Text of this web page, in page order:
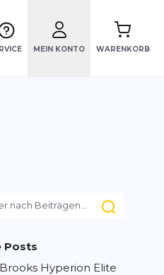
MEIN KONTO WARENKORB
Posts
Brooks Hyperion Elite